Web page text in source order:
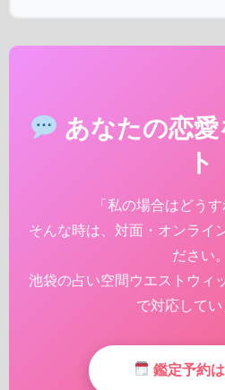
あなたの恋
ト
「私の場合はどうす
そんな時は、対面・オンライ
ださい。
池袋の占い空間ウエストウィ
で対応してい
鑑定予約